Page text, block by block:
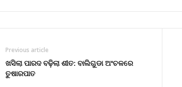
Previous article
ଖସିଲା ପାରଦ ବଢ଼ିଲା ଶୀତ: ବାଲିଗୁଡା ଅଂଚଳରେ
ତୁଷାରପାତ